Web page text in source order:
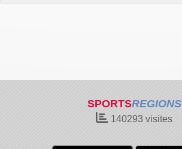
SPORTSREGIONS
140293 visites